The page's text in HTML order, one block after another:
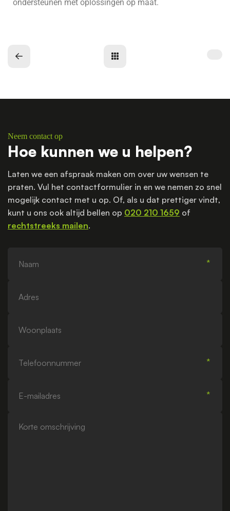
ondersteunen met oplossingen op maat.
Neem contact op
Hoe kunnen we u helpen?
Laten we een afspraak maken om over uw wensen te
praten. Vul het contactformulier in en we nemen zo snel
mogelijk contact met u op. Of, als u dat prettiger vindt,
kunt u ons ook altijd bellen op 020 210 1659 of
rechtstreeks mailen.
mailadres
omschrijving